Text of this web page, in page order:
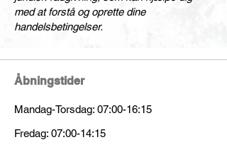
med at forstå og oprette dine
handelsbetingelser.
Åbningstider
Mandag-Torsdag: 07:00-16:15
Fredag: 07:00-14:15